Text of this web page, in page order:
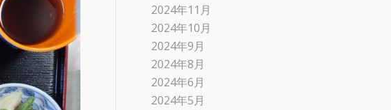
2024年11月
2024年10月
2024年9月
2024年8月
2024年6月
2024年5月